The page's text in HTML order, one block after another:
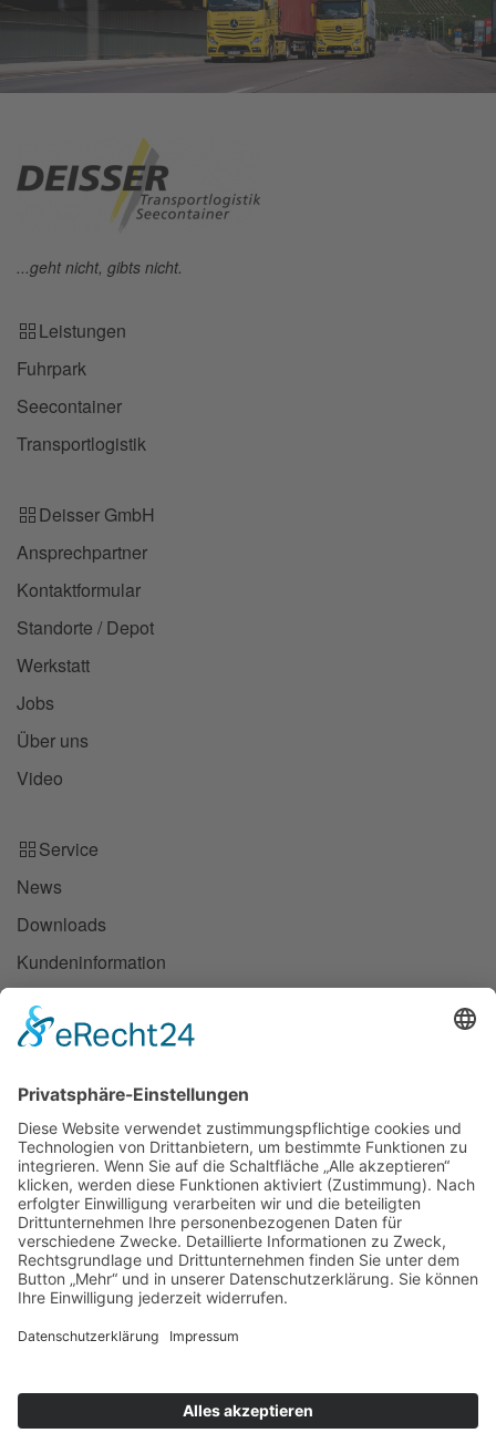
...geht nicht, gibts nicht.
Leistungen
Fuhrpark
Seecontainer
Transportlogistik
Deisser GmbH
Ansprechpartner
Kontaktformular
Standorte / Depot
Werkstatt
Jobs
Über uns
Video
Service
News
Downloads
Kundeninformation
Information
Impressum
Haftungsgrundlage:Wir arbeiten ausschließlich auf Grundlage
der Allgemeinen Deutschen Spediteurbedingungen 2017 – ADSp
2017 –. Hinweis: Die ADSp 2017 weichen in Ziffer 23 hinsichtlich
des Haftungshöchstbetrages für Güterschäden (§ 431 HGB) vom
unter Einschluss einer Seebeförderung und bei unbekanntem
8,33 SZR/kg zusätzlich auf 1,25 Millionen Euro je Schadenfall
sowie 2,5 Millionen Euro je Schadenereignis, mindestens aber 2